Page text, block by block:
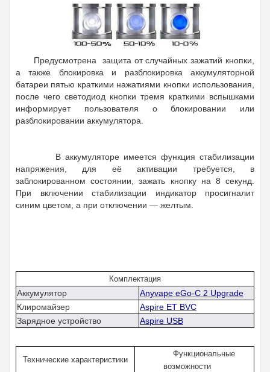
Предусмотрена защита от случайных зажатий кнопки,
а также блокировка и разблокировка аккумуляторной
батареи пятью краткими нажатиями кнопки использования,
после чего светодиод кнопки тремя краткими вспышками
информирует пользователя о блокировании или
разблокировании аккумулятора.
В аккумуляторе имеется функция стабилизации
напряжения, для её активации требуется, в
заблокированном состоянии, зажать кнопку на 8 секунд.
При включении стабилизации индикатор просигналит
синим цветом, а при отключении — желтым.
Комплектация
Аккумулятор
Anyvape eGo-C 2 Upgrade
Клиромайзер
Aspire ET BVC
Зарядное устройство
Aspire USB
Технические характеристики
Функциональные
возможности